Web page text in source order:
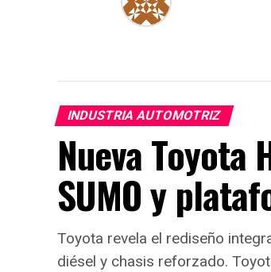
INDUSTRIA AUTOMOTRIZ
Nueva Toyota
SUMO y
Toyota revela el rediseño
diésel y chasis reforzado.